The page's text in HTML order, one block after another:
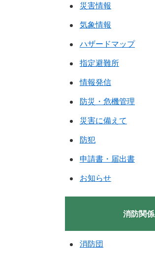
災害情報
気象情報
ハザードマップ
指定避難所
情報発信
防災・危機管理
災害に備えて
防犯
申請書・届出書
お知らせ
消防関係
消防団